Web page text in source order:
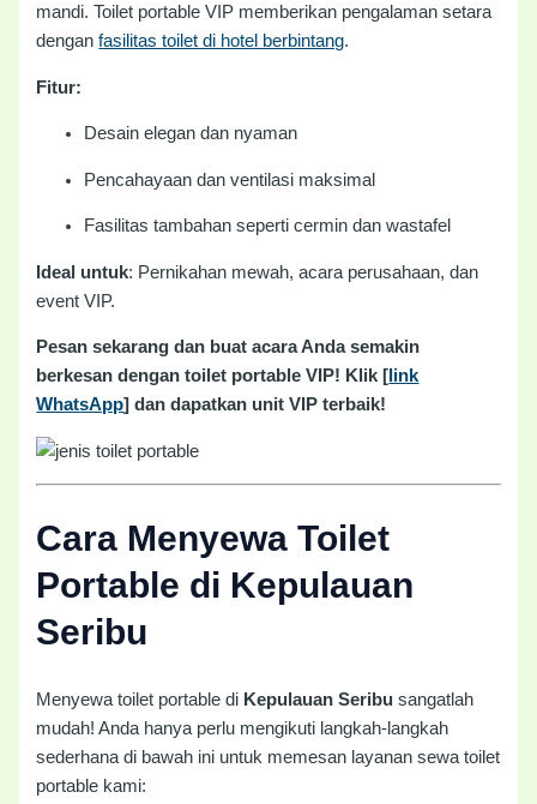
mandi. Toilet portable VIP memberikan pengalaman setara
denganfasilitas toilet di hotel berbintang.
Fitur:
Desain elegan dan nyaman
Pencahayaan dan ventilasi maksimal
Fasilitas tambahan seperti cermin dan wastafel
Ideal untuk: Pernikahan mewah, acara perusahaan, dan
event VIP.
Pesan sekarang dan buat acara Anda semakin
berkesan dengan toilet portable VIP! Klik [ link
WhatsApp] dan dapatkan unit VIP terbaik!
Cara Menyewa Toilet
Portable di Kepulauan
Seribu
Menyewa toilet portable di Kepulauan Seribu sangatlah
mudah! Anda hanya perlu mengikuti langkah-langkah
sederhana di bawah ini untuk memesan layanan sewa toilet
portable kami: